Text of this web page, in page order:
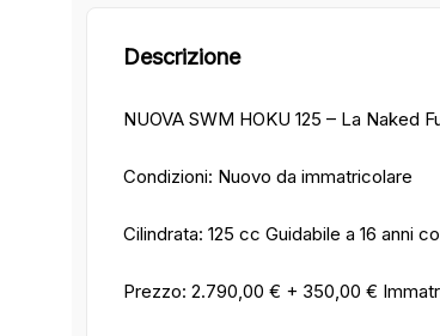
Descrizione
NUOVA SWM HOKU 125 – La Naked
Condizioni: Nuovo da immatricolare
Cilindrata: 125 cc Guidabile a 16 anni
Prezzo: 2.790,00 € + 350,00 €